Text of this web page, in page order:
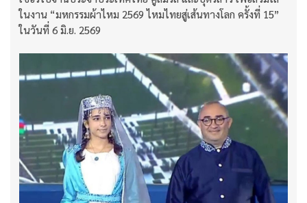
ในงาน “มหกรรมผ้าไหม 2569 ไหมไทยสู่เส้นทางโลก ครั้งที่ 15”
ในวันที่ 6 มิ.ย. 2569